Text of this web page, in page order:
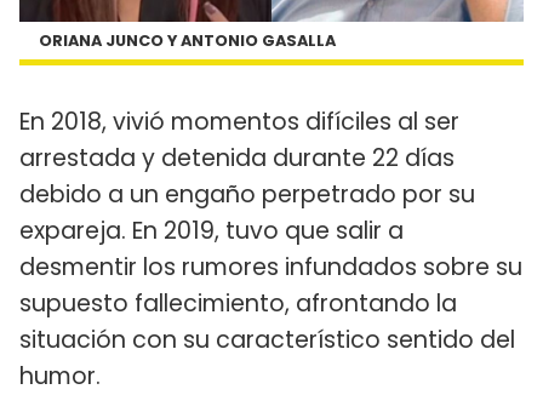
ORIANA JUNCO Y ANTONIO GASALLA
En 2018, vivió momentos difíciles al ser
arrestada y detenida durante 22 días
debido a un engaño perpetrado por su
expareja. En 2019, tuvo que salir a
desmentir los rumores infundados sobre su
supuesto fallecimiento, afrontando la
situación con su característico sentido del
humor.